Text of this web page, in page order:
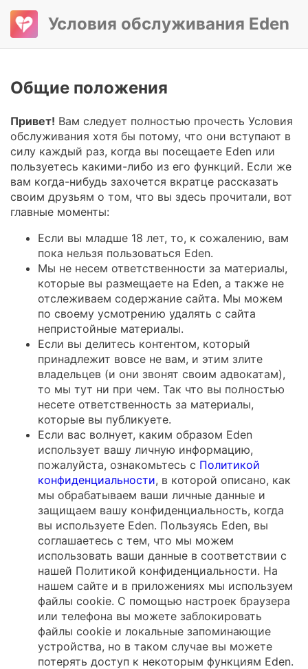
Условия обслуживания Eden
Общие положения
Привет! Вам следует полностью прочесть Условия
обслуживания хотя бы потому, что они вступают в
силу каждый раз, когда вы посещаете Eden или
пользуетесь какими-либо из его функций. Если же
вам когда-нибудь захочется вкратце рассказать
своим друзьям о том, что вы здесь прочитали, вот
главные моменты:
Если вы младше 18 лет, то, к сожалению, вам
пока нельзя пользоваться Eden.
Мы не несем ответственности за материалы,
которые вы размещаете на Eden, а также не
отслеживаем содержание сайта. Мы можем
по своему усмотрению удалять с сайта
непристойные материалы.
Если вы делитесь контентом, который
принадлежит вовсе не вам, и этим злите
владельцев (и они звонят своим адвокатам),
то мы тут ни при чем. Так что вы полностью
несете ответственность за материалы,
которые вы публикуете.
Если вас волнует, каким образом Eden
использует вашу личную информацию,
пожалуйста, ознакомьтесь с Политикой
конфиденциальности, в которой описано, как
мы обрабатываем ваши личные данные и
защищаем вашу конфиденциальность, когда
вы используете Eden. Пользуясь Eden, вы
соглашаетесь с тем, что мы можем
использовать ваши данные в соответствии с
нашей Политикой конфиденциальности. На
нашем сайте и в приложениях мы используем
файлы cookie. С помощью настроек браузера
или телефона вы можете заблокировать
файлы cookie и локальные запоминающие
устройства, но в таком случае вы можете
потерять доступ к некоторым функциям Eden.